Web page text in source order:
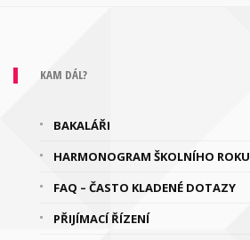
KAM DÁL?
BAKALÁŘI
HARMONOGRAM ŠKOLNÍHO ROKU
FAQ – ČASTO KLADENÉ DOTAZY
PŘIJÍMACÍ ŘÍZENÍ